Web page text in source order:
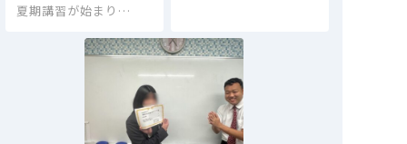
夏期講習が始まり…